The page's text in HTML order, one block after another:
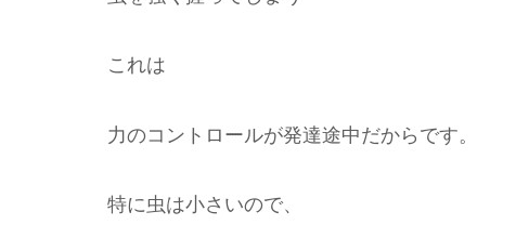
これは
力のコントロールが発達途中だからです。
特に虫は小さいので、